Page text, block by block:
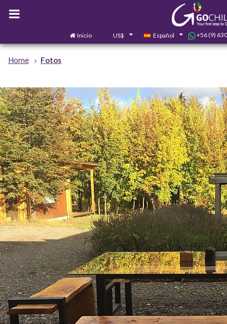
Inicio US$ Español +56 (9)
Home Fotos